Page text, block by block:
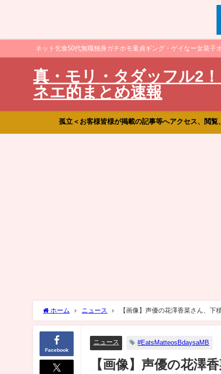
ネット乞食50代無職独身ガチホモ童貞ギング・ゲイなー女装
真・モリ・タダッフル2
ネエ的まとめ速報
孤立＜お客様皆様が掲載の記事等へアクセス、閲
ホーム ニュース 【画像】声優の花澤香菜さん、下
Facebook
ニュース #EatsMatteosBdaysaMB
【画像】声優の花澤